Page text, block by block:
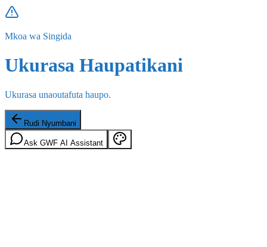
Mkoa wa Singida
Ukurasa Haupatikani
Ukurasa unaoutafuta haupo.
Rudi Nyumbani
Ask GWF AI Assistant